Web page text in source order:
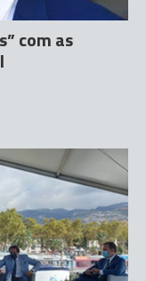
com as